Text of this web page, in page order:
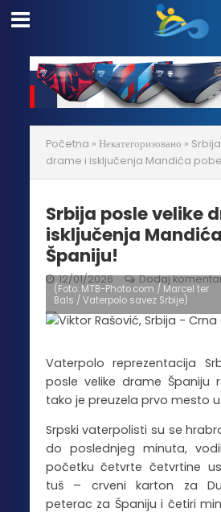
Početna » Некатегоризовано »
drame i isključenja Mandića
Srbija posle velike
isključenja
Španiju!
12/01/2026 Dodaj
(Foto: MTB-Photo.com / Marcel ter
Bals / Vaterpolo savez Srbije)
Vaterpolo reprezentacija
posle velike drame Španiju
tako je preuzela prvo mesto
Srpski vaterpolisti su se
do poslednjeg minuta,
početku četvrte četvrtine
tuš – crveni karton za
peterac za Španiju i četiri